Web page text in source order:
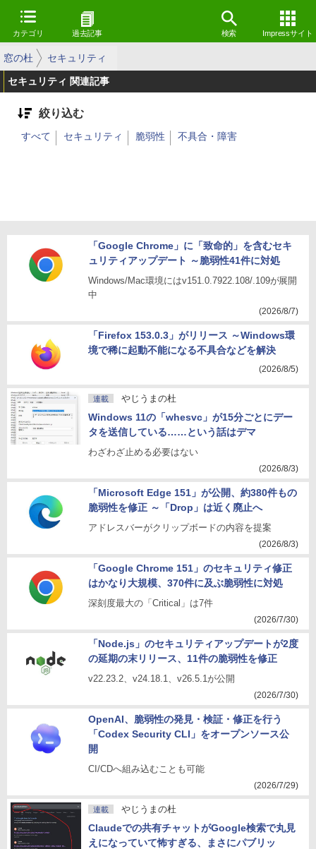
カテゴリ 過去記事 検索 Impressサイト
窓の杜 セキュリティ
セキュリティ 関連記事
絞り込む
すべて セキュリティ 脆弱性 不具合・障害
「Google Chrome」に「致命的」を含むセキ
ュリティアップデート ～脆弱性41件に対処
Windows/Mac環境にはv151.0.7922.108/.109が展開
中
(2026/8/7)
「Firefox 153.0.3」がリリース ～Windows環
境で稀に起動不能になる不具合などを解決
(2026/8/5)
連載 やじうまの杜
Windows 11の「whesvc」が15分ごとにデー
タを送信している……という話はデマ
わざわざ止める必要はない
(2026/8/3)
「Microsoft Edge 151」が公開、約380件もの
脆弱性を修正 ～「Drop」は近く廃止へ
アドレスバーがクリップボードの内容を提案
(2026/8/3)
「Google Chrome 151」のセキュリティ修正
はかなり大規模、370件に及ぶ脆弱性に対処
深刻度最大の「Critical」は7件
(2026/7/30)
「Node.js」のセキュリティアップデートが2度
の延期の末リリース、11件の脆弱性を修正
v22.23.2、v24.18.1、v26.5.1が公開
(2026/7/30)
OpenAI、脆弱性の発見・検証・修正を行う
「Codex Security CLI」をオープンソース公
開
CI/CDへ組み込むことも可能
(2026/7/29)
連載 やじうまの杜
Claudeでの共有チャットがGoogle検索で丸見
えになっていて怖すぎる、まさにパブリッ